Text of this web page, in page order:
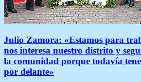
Julio Zamora: «Estamos para
nos interesa nuestro distrito y
la comunidad porque todavía
por delante»